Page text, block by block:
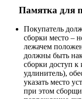
Памятка для
Покупатель
сборки место –
лежачем
должны быть
сборки доступ к
удлинитель),
указать место
при этом